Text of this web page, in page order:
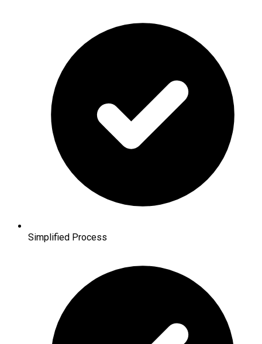
Simplified Process